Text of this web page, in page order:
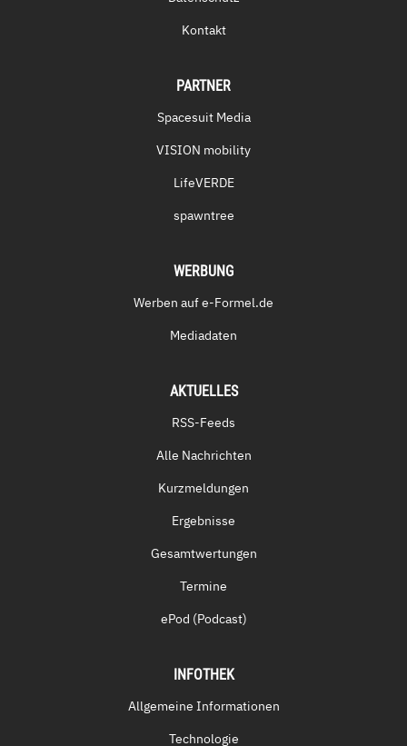
Kontakt
PARTNER
Spacesuit Media
VISION mobility
LifeVERDE
spawntree
WERBUNG
Werben auf e-Formel.de
Mediadaten
AKTUELLES
RSS-Feeds
Alle Nachrichten
Kurzmeldungen
Ergebnisse
Gesamtwertungen
Termine
ePod (Podcast)
INFOTHEK
Allgemeine Informationen
Technologie